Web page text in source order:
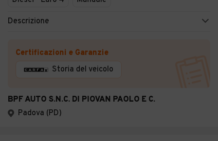
Descrizione
Certificazioni e Garanzie
Storia del veicolo
BPF AUTO S.N.C. DI PIOVAN PAOLO E C.
Padova (PD)